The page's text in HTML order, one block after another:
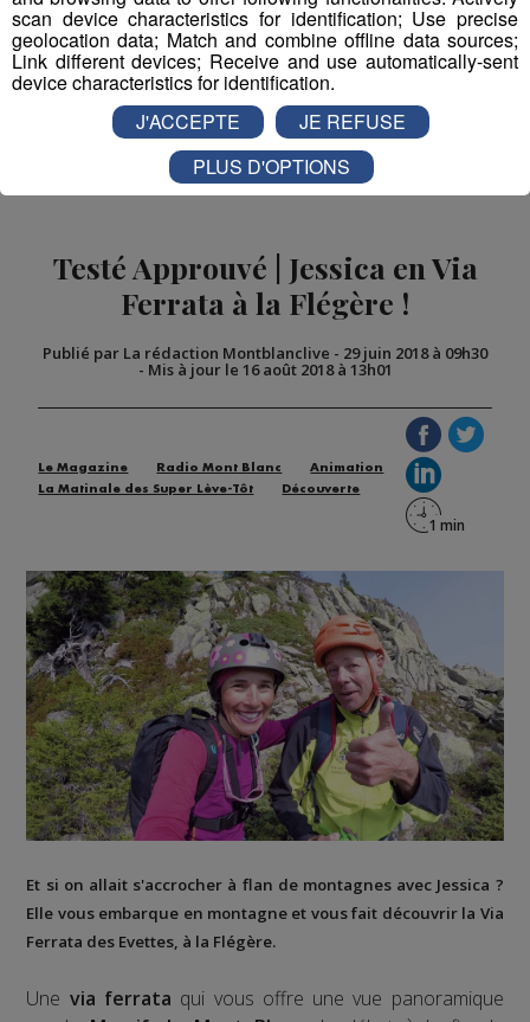
Partager sur Facebook
Partager sur Twitter
Testé Approuvé | Jessica en Via
Ferrata à la Flégère !
Publié par La rédaction Montblanclive - 29 juin 2018 à 09h30
- Mis à jour le 16 août 2018 à 13h01
Le Magazine Radio Mont Blanc
Animation
La Matinale des Super Lève-Tôt
Découverte
Et si on allait s'accrocher à flan de montagnes avec Jessica ?
Elle vous embarque en montagne et vous fait découvrir la Via
Ferrata des Evettes, à la Flégère.
Une via ferrata qui vous offre une vue panoramique
scan device characteristics for identification; Use precise
geolocation data; Match and combine offline data sources;
Link different devices; Receive and use automatically-sent
device characteristics for identification.
J'ACCEPTE
JE REFUSE
PLUS D'OPTIONS